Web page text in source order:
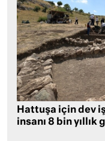
Hattuşa için dev
insanı 8 bin yıllık